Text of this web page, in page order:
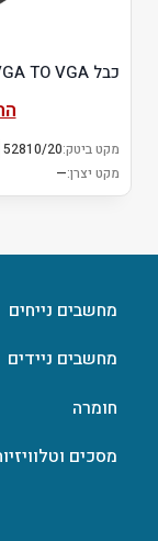
כבל VGA TO VGA מסוכך באורך 20 מטר
מקט ביטק:52810/20
מקט יצרן:—
מחשבים נייחים
מחשבים ניידים
חומרה
מסכים